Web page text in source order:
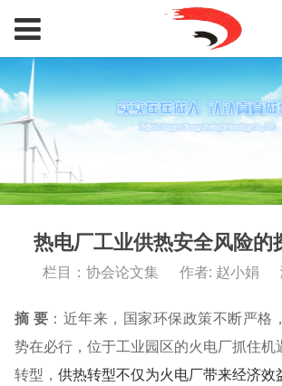
热电厂工业供热安全风险的
栏目：协会论文集 作者: 赵小娟
摘 要 ： 近年来，国家环保政策不断严格
势在必行，位于工业园区的火电厂抓住机
转型， 供热转型不仅为火电厂带来经济效